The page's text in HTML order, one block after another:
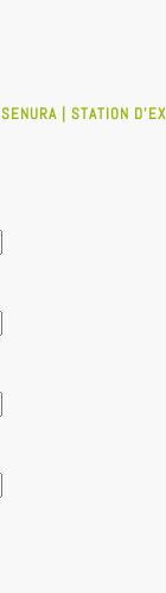
SENURA | STATION